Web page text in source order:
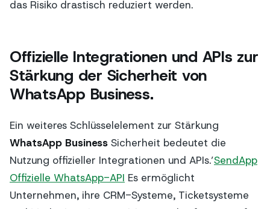
das Risiko drastisch reduziert werden.
Offizielle Integrationen und APIs zur
Stärkung der Sicherheit von
WhatsApp Business.
Ein weiteres Schlüsselelement zur Stärkung
WhatsApp Business Sicherheit bedeutet die
Nutzung offizieller Integrationen und APIs.’SendApp
Offizielle WhatsApp-API Es ermöglicht
Unternehmen, ihre CRM-Systeme, Ticketsysteme